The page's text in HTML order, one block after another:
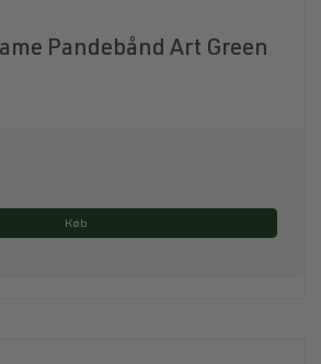
Pandebånd Art Green
Køb